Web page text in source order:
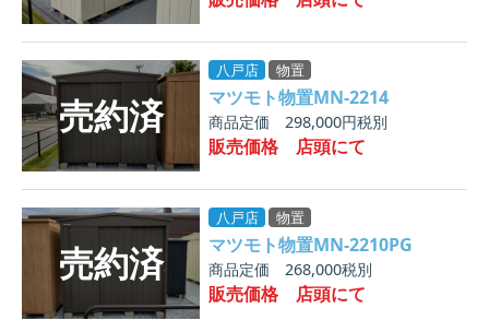
八戸店 物置
マツモト物置MN-2214
商品定価 298,000円税別
販売価格 店頭にて
八戸店 物置
マツモト物置MN-2210PG
商品定価 268,000税別
販売価格 店頭にて